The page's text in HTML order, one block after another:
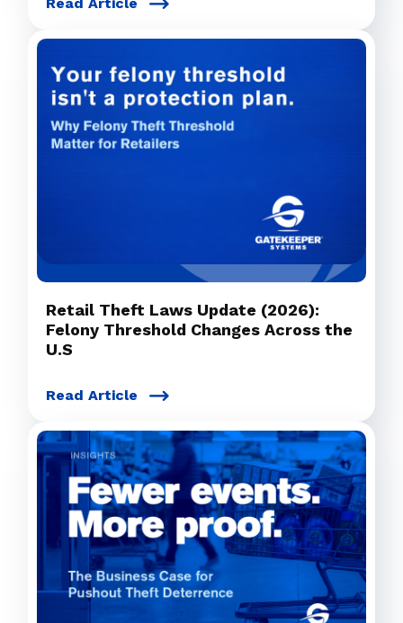
Retail Theft Laws Update (2026):
Felony Threshold Changes Across the
U.S
Read Article